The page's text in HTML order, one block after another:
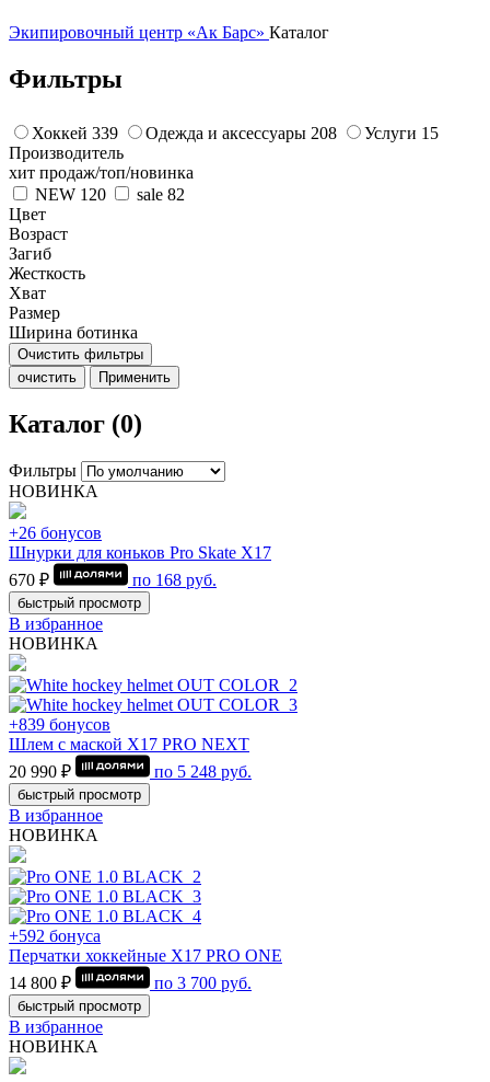
Экипировочный центр «Ак Барс» Каталог
Фильтры
Хоккей 339 Одежда и аксессуары 208 Услуги 15
Производитель
хит продаж/топ/новинка
NEW 120 sale 82
Цвет
Возраст
Загиб
Жесткость
Хват
Размер
Ширина ботинка
Очистить фильтры
очистить
Применить
Каталог (0)
Фильтры
НОВИНКА
+26 бонусов
Шнурки для коньков Pro Skate Х17
670 ₽
по 168 руб.
быстрый просмотр
В избранное
НОВИНКА
+839 бонусов
Шлем с маской Х17 PRO NEXT
20 990 ₽
по 5 248 руб.
быстрый просмотр
В избранное
НОВИНКА
+592 бонуса
Перчатки хоккейные Х17 PRO ONE
14 800 ₽
по 3 700 руб.
быстрый просмотр
В избранное
НОВИНКА